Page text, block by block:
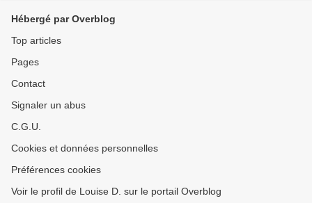
Hébergé par Overblog
Top articles
Pages
Contact
Signaler un abus
C.G.U.
Cookies et données personnelles
Préférences cookies
Voir le profil de Louise D. sur le portail Overblog